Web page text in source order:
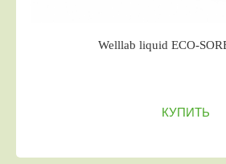
Welllab liquid ECO-SORB,
КУПИТЬ